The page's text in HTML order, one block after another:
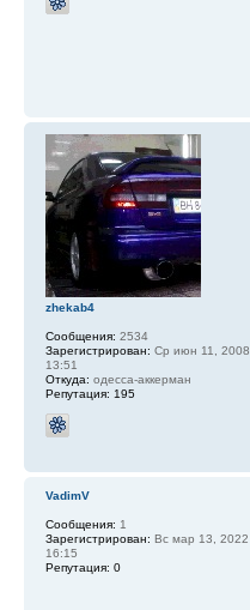
zhekab4
Сообщения: 2534
Зарегистрирован: Ср июн 11, 2008
13:51
Откуда: одесса-аккерман
Репутация: 195
VadimV
Сообщения: 1
Зарегистрирован: Вс мар 13, 2022
16:15
Репутация: 0